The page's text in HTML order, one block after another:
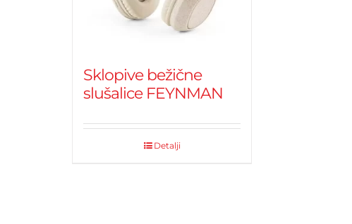
Sklopive bežične
slušalice FEYNMAN
Detalji